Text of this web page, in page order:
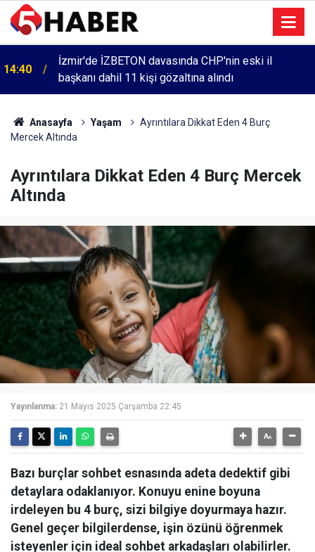
14:40
İzmir'de İZBETON davasında CHP'nin eski il
başkanı dahil 11 kişi gözaltına alındı
Anasayfa Yaşam
Ayrıntılara Dikkat Eden 4 Burç
Mercek Altında
Ayrıntılara Dikkat Eden 4 Burç Mercek
Altında
Yayınlanma: 21 Mayıs 2025 Çarşamba 22:45
Bazı burçlar sohbet esnasında adeta dedektif gibi
detaylara odaklanıyor. Konuyu enine boyuna
irdeleyen bu 4 burç, sizi bilgiye doyurmaya hazır.
Genel geçer bilgilerdense, işin özünü öğrenmek
isteyenler için ideal sohbet arkadaşları olabilirler.